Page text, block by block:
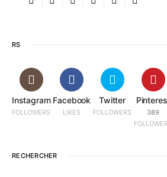
RS
Instagram
FOLLOWERS
Facebook
LIKES
Twitter
FOLLOWERS
389
RECHERCHER